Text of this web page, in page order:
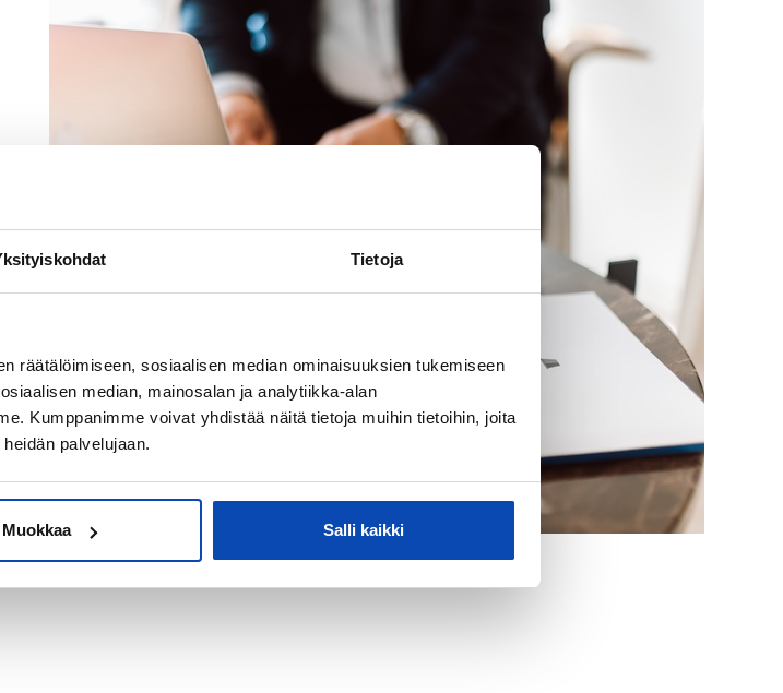
Tietoja
räätälöimiseen, sosiaalisen median ominaisuuksien tukemiseen
median, mainosalan ja analytiikka-alan
Kumppanimme voivat yhdistää näitä tietoja muihin tietoihin, joita
palvelujaan.
Muokkaa Salli kaikki